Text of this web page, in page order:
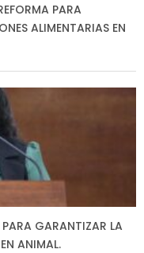
PARA
ALIMENTARIAS EN
PARA GARANTIZAR LA
ANIMAL.